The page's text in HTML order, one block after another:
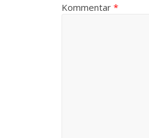
Kommentar *